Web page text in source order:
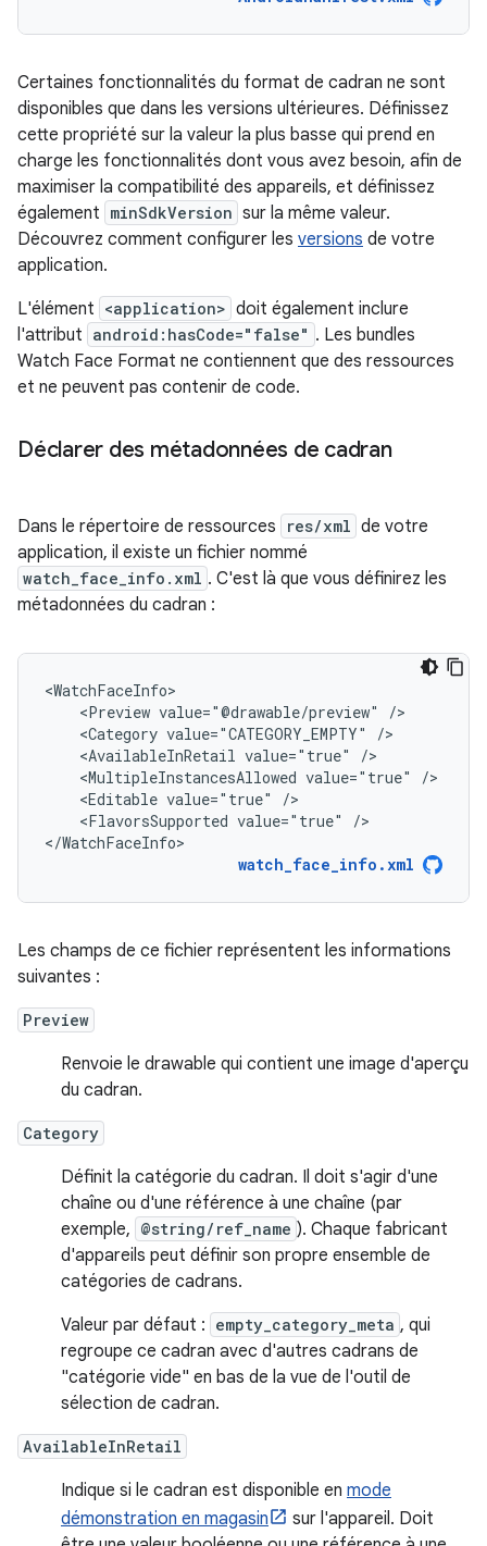
Certaines fonctionnalités du format de cadran ne sont
disponibles que dans les versions ultérieures. Définissez
cette propriété sur la valeur la plus basse qui prend en
charge les fonctionnalités dont vous avez besoin, afin de
maximiser la compatibilité des appareils, et définissez
également minSdkVersion sur la même valeur.
Découvrez comment configurer les versions de votre
application.
L'élément <application> doit également inclure
l'attribut android:hasCode="false" . Les bundles
Watch Face Format ne contiennent que des ressources
et ne peuvent pas contenir de code.
Déclarer des métadonnées de cadran
Dans le répertoire de ressources res/xml de votre
application, il existe un fichier nommé
watch_face_info.xml . C'est là que vous définirez les
métadonnées du cadran :
<Preview value="@drawable/preview"
<Category value="CATEGORY_EMPTY"
<AvailableInRetail value="true"
<MultipleInstancesAllowed value="true"
<Editable value="true"
<FlavorsSupported value="true"
/>
</WatchFaceInfo>
watch_face_info.xml
Les champs de ce fichier représentent les informations
suivantes :
Preview
Renvoie le drawable qui contient une image d'aperçu
du cadran.
Category
Définit la catégorie du cadran. Il doit s'agir d'une
chaîne ou d'une référence à une chaîne (par
exemple, @string/ref_name ). Chaque fabricant
d'appareils peut définir son propre ensemble de
catégories de cadrans.
Valeur par défaut : empty_category_meta , qui
regroupe ce cadran avec d'autres cadrans de
"catégorie vide" en bas de la vue de l'outil de
sélection de cadran.
AvailableInRetail
Indique si le cadran est disponible en mode
démonstration en magasin
sur l'appareil. Doit